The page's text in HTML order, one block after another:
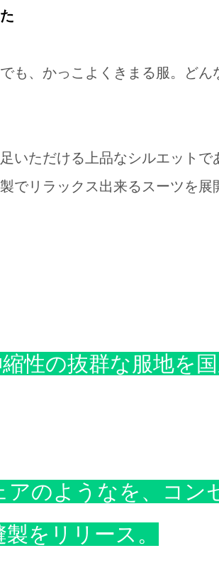
も、かっこよくきまる服。どん
いただける上品なシルエットで
でリラックス出来るスーツを展
性の抜群な服地を
のようなを、コン
をリリース。